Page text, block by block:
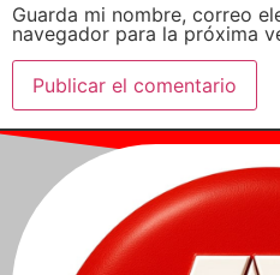
Guarda mi nombre, correo
navegador para la próxima